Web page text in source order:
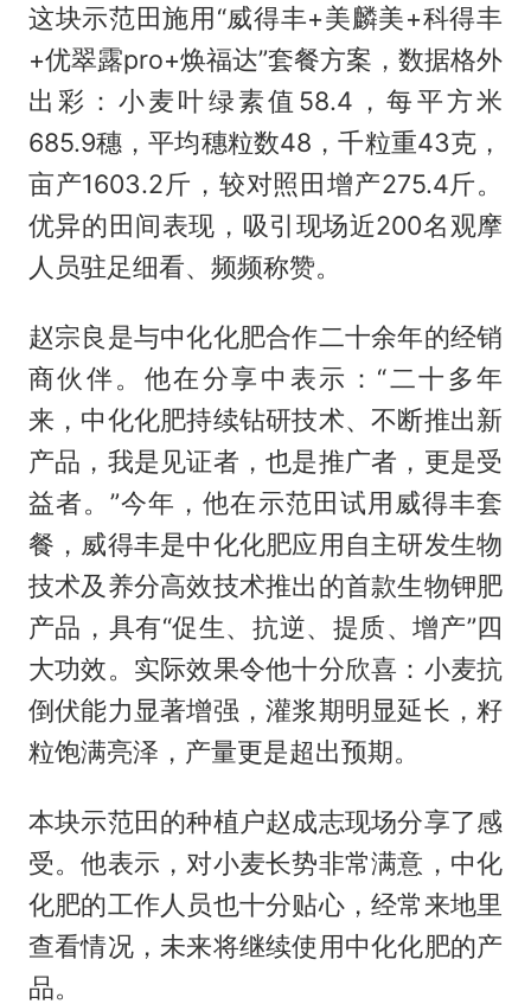
这块示范田施用“威得丰+美麟美+科得丰
+优翠露pro+焕福达”套餐方案，数据格外
出彩：小麦叶绿素值58.4，每平方米
685.9穗，平均穗粒数48，千粒重43克，
亩产1603.2斤，较对照田增产275.4斤。
优异的田间表现，吸引现场近200名观摩
人员驻足细看、频频称赞。
赵宗良是与中化化肥合作二十余年的经销
商伙伴。他在分享中表示：“二十多年
来，中化化肥持续钻研技术、不断推出新
产品，我是见证者，也是推广者，更是受
益者。”今年，他在示范田试用威得丰套
餐，威得丰是中化化肥应用自主研发生物
技术及养分高效技术推出的首款生物钾肥
产品，具有“促生、抗逆、提质、增产”四
大功效。实际效果令他十分欣喜：小麦抗
倒伏能力显著增强，灌浆期明显延长，籽
粒饱满亮泽，产量更是超出预期。
本块示范田的种植户赵成志现场分享了感
受。他表示，对小麦长势非常满意，中化
化肥的工作人员也十分贴心，经常来地里
查看情况，未来将继续使用中化化肥的产
品。